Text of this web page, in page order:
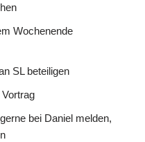
Wochenende
SL beteiligen
bei Daniel melden,